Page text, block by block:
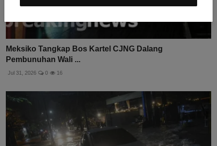
Meksiko Tangkap Bos Kartel CJNG Dalang
Pembunuhan Wali ...
Jul 31, 2026 0 16